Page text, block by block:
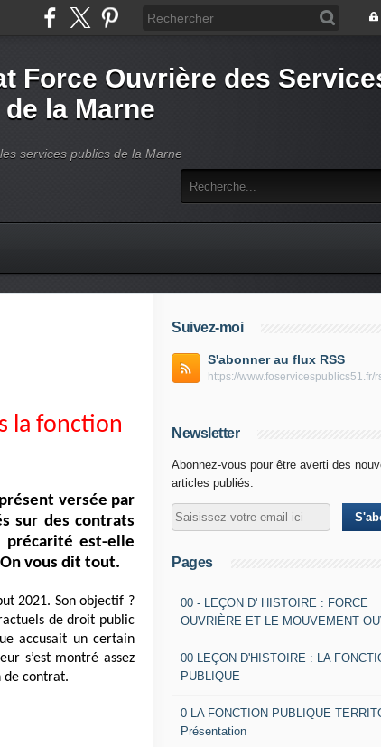
Force Ouvrière des
la Marne
services publics de la Marne
la fonction
versée par
sur des contrats
est-elle
vous dit tout.
2021. Son objectif ?
de droit public
accusait un certain
s’est montré assez
de contrat.
Suivez-moi
S'abonner au flux RSS
https://www.foservicespublics51.fr/
Newsletter
Abonnez-vous pour être averti des
articles publiés.
Pages
00 - LEÇON D' HISTOIRE : FORCE
OUVRIÈRE ET LE MOUVEMENT
00 LEÇON D'HISTOIRE : LA
PUBLIQUE
0 LA FONCTION PUBLIQUE
Présentation